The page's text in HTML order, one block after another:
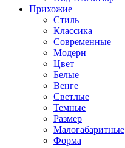
Прихожие
Стиль
Классика
Современные
Модерн
Цвет
Белые
Венге
Светлые
Темные
Размер
Малогабаритные
Форма